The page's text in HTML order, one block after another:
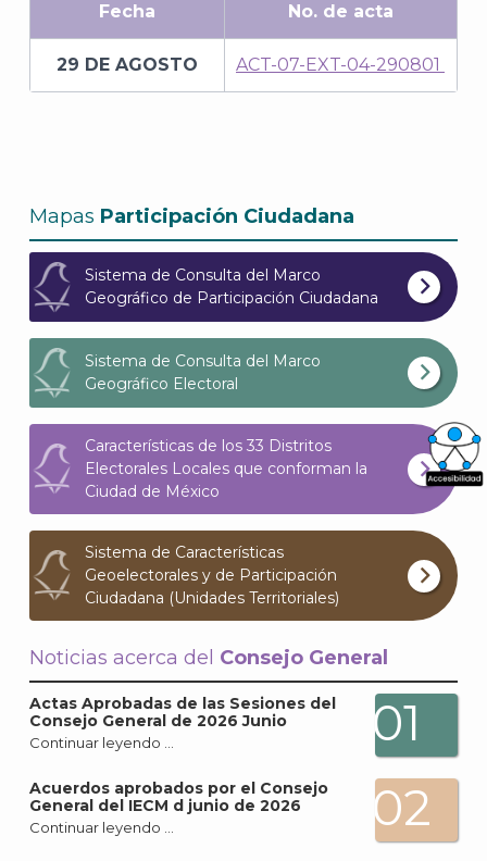
Fecha No. de acta
29 DE AGOSTO ACT-07-EXT-04-290801
Mapas Participación Ciudadana
Sistema de Consulta del Marco
Geográfico de Participación Ciudadana
Sistema de Consulta del Marco
Geográfico Electoral
Características de los 33 Distritos
Electorales Locales que conforman la
Ciudad de México
Sistema de Características
Geoelectorales y de Participación
Ciudadana (Unidades Territoriales)
Noticias acerca del Consejo General
Actas Aprobadas de las Sesiones del
Consejo General de 2026 Junio
Continuar leyendo … 01
Acuerdos aprobados por el Consejo
General del IECM d junio de 2026
Continuar leyendo … 02